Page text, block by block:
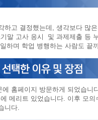
고 결정했는데, 생각보다 많
말 고사 응시 및 과제제출 등
하며 학업 병행하는 사람도 끝
홈페이지 방문하게 되었습니
메리트 있었습니다. 이후 모
니다.